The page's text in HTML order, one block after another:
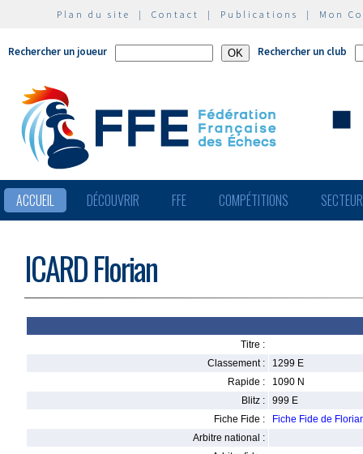
Plan du site | Contact | Publications | Mon
Rechercher un joueur Rechercher un club
ACCUEIL DÉCOUVRIR FFE COMPÉTITIONS
ICARD Florian
Titre :
Classement :
1299 E
Rapide :
1090 N
Blitz :
999 E
Fiche Fide :
Fiche Fide de
Arbitre national :